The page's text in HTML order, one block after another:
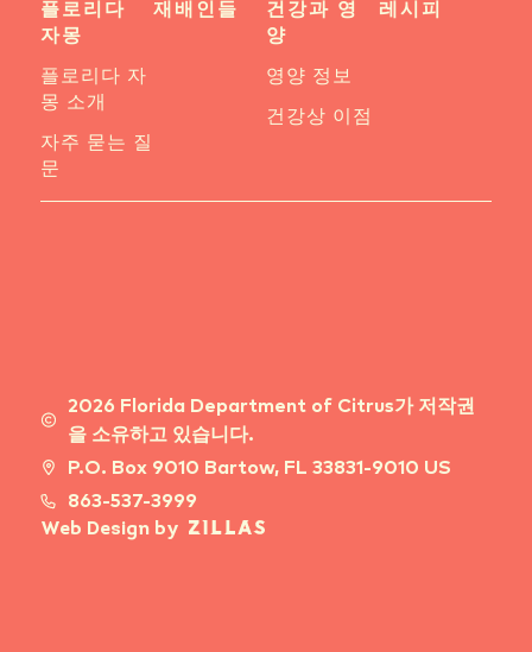
플로리다
자몽
플로리다 자
몽 소개
자주 묻는 질
문
건강과 영
양
영양 정보
건강상 이점
레시피
재배인들
2026 Florida Department of Citrus가 저작권
을 소유하고 있습니다.
P.O. Box 9010 Bartow, FL 33831-9010 US
863-537-3999
Web Design by